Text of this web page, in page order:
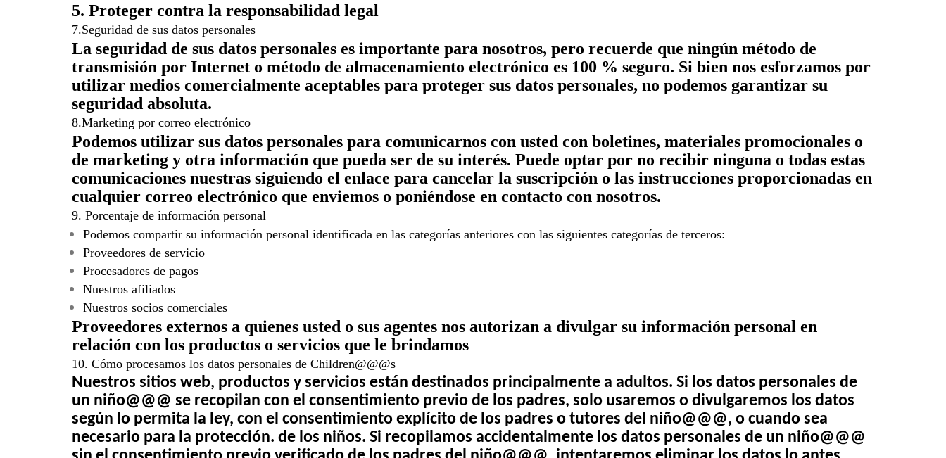
5. Proteger contra la responsabilidad legal
7.Seguridad de sus datos personales
La seguridad de sus datos personales es importante para nosotros, pero recuerde que ningún método de
transmisión por Internet o método de almacenamiento electrónico es 100 % seguro. Si bien nos esforzamos por
utilizar medios comercialmente aceptables para proteger sus datos personales, no podemos garantizar su
seguridad absoluta.
8.Marketing por correo electrónico
Podemos utilizar sus datos personales para comunicarnos con usted con boletines, materiales promocionales o
de marketing y otra información que pueda ser de su interés. Puede optar por no recibir ninguna o todas estas
comunicaciones nuestras siguiendo el enlace para cancelar la suscripción o las instrucciones proporcionadas en
cualquier correo electrónico que enviemos o poniéndose en contacto con nosotros.
9. Porcentaje de información personal
Podemos compartir su información personal identificada en las categorías anteriores con las siguientes categorías de terceros:
Proveedores de servicio
Procesadores de pagos
Nuestros afiliados
Nuestros socios comerciales
Proveedores externos a quienes usted o sus agentes nos autorizan a divulgar su información personal en
relación con los productos o servicios que le brindamos
10. Cómo procesamos los datos personales de Children@@@s
Nuestros sitios web, productos y servicios están destinados principalmente a adultos. Si los datos personales de
un niño@@@ se recopilan con el consentimiento previo de los padres, solo usaremos o divulgaremos los datos
según lo permita la ley, con el consentimiento explícito de los padres o tutores del niño@@@, o cuando sea
necesario para la protección. de los niños. Si recopilamos accidentalmente los datos personales de un niño@@@